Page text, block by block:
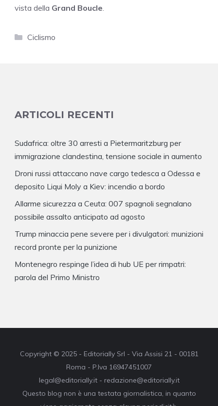
vista della Grand Boucle
Categorie
Ciclismo
ARTICOLI RECENTI
Sudafrica: oltre 30 arresti a Pietermaritzburg per
immigrazione clandestina, tensione sociale in aumento
Droni russi attaccano nave cargo tedesca a Odessa e
deposito Liqui Moly a Kiev: incendio a bordo
Allarme sicurezza a Ceuta: 007 spagnoli segnalano
possibile assalto anticipato ad agosto
Trump minaccia pene severe per i divulgatori: munizioni
record pronte per la punizione
Montenegro respinge l’idea di hub UE per rimpatri:
parola del Primo Ministro
Copyright © 2025 - Editorially Srl - Via Assisi 21 - 00181
Roma - P.Iva 16947451007
legal@editorially.it - redazione@editorially.it
Questo blog non è una testata giornalistica, in quanto